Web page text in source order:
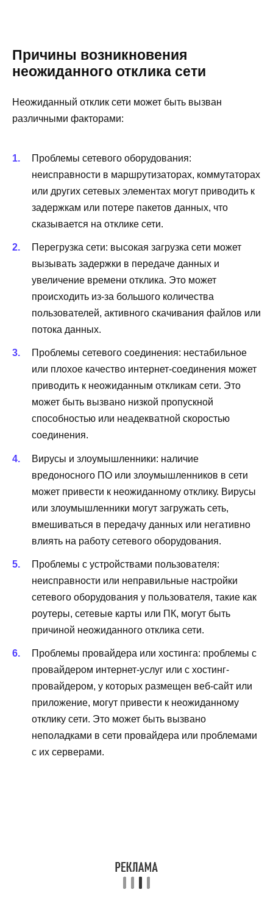
Причины возникновения
неожиданного отклика сети
Неожиданный отклик сети может быть вызван
различными факторами:
Проблемы сетевого оборудования:
неисправности в маршрутизаторах, коммутаторах
или других сетевых элементах могут приводить к
задержкам или потере пакетов данных, что
сказывается на отклике сети.
Перегрузка сети: высокая загрузка сети может
вызывать задержки в передаче данных и
увеличение времени отклика. Это может
происходить из-за большого количества
пользователей, активного скачивания файлов или
потока данных.
Проблемы сетевого соединения: нестабильное
или плохое качество интернет-соединения может
приводить к неожиданным откликам сети. Это
может быть вызвано низкой пропускной
способностью или неадекватной скоростью
соединения.
Вирусы и злоумышленники: наличие
вредоносного ПО или злоумышленников в сети
может привести к неожиданному отклику. Вирусы
или злоумышленники могут загружать сеть,
вмешиваться в передачу данных или негативно
влиять на работу сетевого оборудования.
Проблемы с устройствами пользователя:
неисправности или неправильные настройки
сетевого оборудования у пользователя, такие как
роутеры, сетевые карты или ПК, могут быть
причиной неожиданного отклика сети.
Проблемы провайдера или хостинга: проблемы с
провайдером интернет-услуг или с хостинг-
провайдером, у которых размещен веб-сайт или
приложение, могут привести к неожиданному
отклику сети. Это может быть вызвано
неполадками в сети провайдера или проблемами
с их серверами.